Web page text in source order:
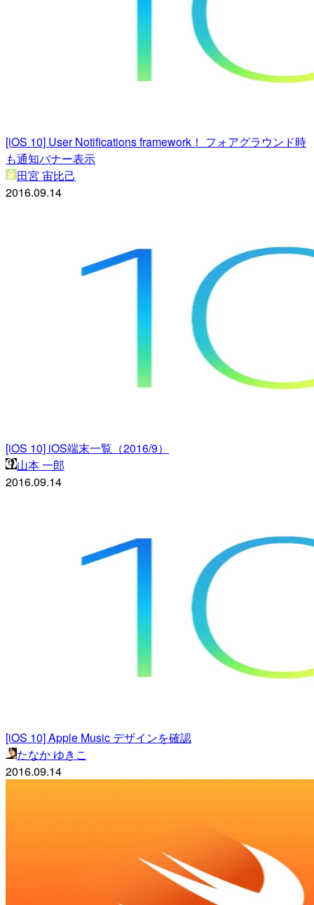
[iOS 10] User Notifications framework！ フォアグラウンド時
も通知バナー表示
田宮 宙比己
2016.09.14
[iOS 10] iOS端末一覧（2016/9）
山本 一郎
2016.09.14
[iOS 10] Apple Music デザインを確認
たなか ゆきこ
2016.09.14